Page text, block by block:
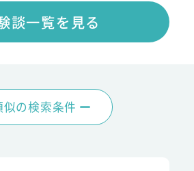
談一覧を見る
似の検索条件